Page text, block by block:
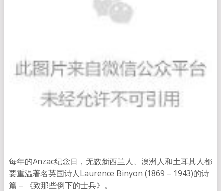
每年的Anzac纪念日，无数新西兰人、澳洲人和土耳其人都
要重温著名英国诗人Laurence Binyon (1869 – 1943)的诗
篇 – 《致那些倒下的士兵》。